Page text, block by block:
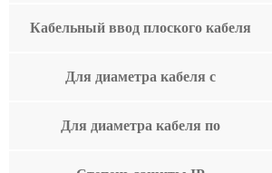
Кабельный ввод плоского кабеля
Для диаметра кабеля с
Для диаметра кабеля по